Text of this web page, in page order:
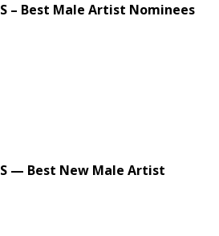
– Best Male Artist Nominees
— Best New Male Artist